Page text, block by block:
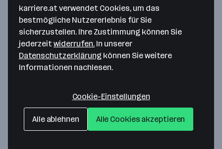
Aktuell keine offenen Jobs
Gesuchte Mitarbeiter*innen/Jahr
1 - 5
Gesuchte Positionen und Kenntnisse
Verkauf, Beratung, Service, Kundenorientierung,
Ansprechperson
karriere.at verwendet Cookies, um das
bestmögliche Nutzererlebnis für Sie
sicherzustellen. Ihre Zustimmung können Sie
jederzeit widerrufen. In unserer
Datenschutzerklärung können Sie weitere
Informationen nachlesen.
Cookie-Einstellungen
Alle ablehnen Alle Cookies akzeptieren